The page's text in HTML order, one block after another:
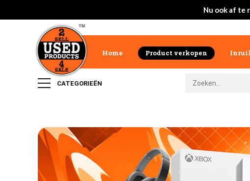
Nu ook af te
Home Product verkopen
CATEGORIEËN